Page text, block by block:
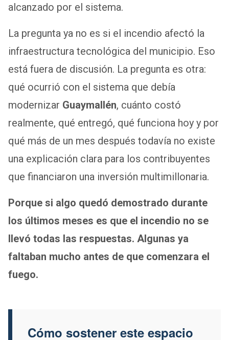
alcanzado por el sistema.
La pregunta ya no es si el incendio afectó la
infraestructura tecnológica del municipio. Eso
está fuera de discusión. La pregunta es otra:
qué ocurrió con el sistema que debía
modernizar Guaymallén, cuánto costó
realmente, qué entregó, qué funciona hoy y por
qué más de un mes después todavía no existe
una explicación clara para los contribuyentes
que financiaron una inversión multimillonaria.
Porque si algo quedó demostrado durante
los últimos meses es que el incendio no se
llevó todas las respuestas. Algunas ya
faltaban mucho antes de que comenzara el
fuego.
Cómo sostener este espacio